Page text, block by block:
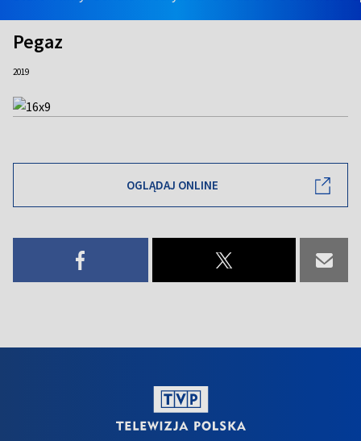
Pegaz
2019
OGLĄDAJ ONLINE